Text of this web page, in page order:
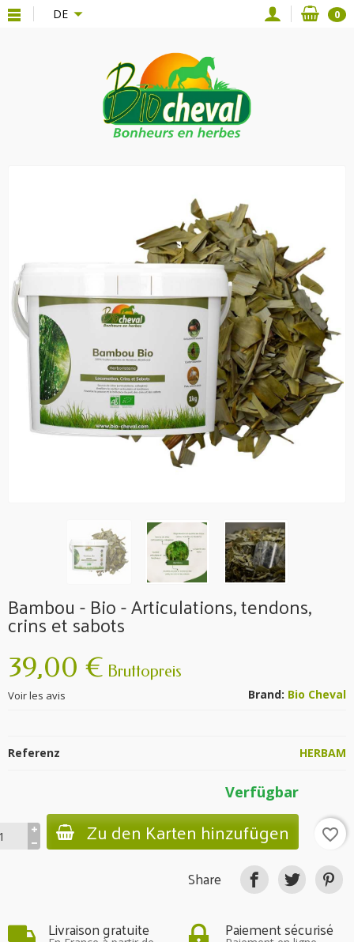
{**} DE 0
Bambou - Bio - Articulations, tendons,
crins et sabots
Brand: Bio Cheval
39,00 € Bruttopreis
Voir les avis
Referenz HERBAM
Verfügbar
Zu den Karten hinzufügen favorite_border
Share
Livraison gratuite
Paiement sécurisé